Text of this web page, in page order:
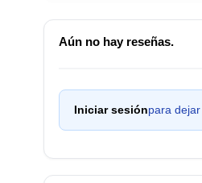
Aún no hay reseñas.
Iniciar sesiónpara dejar